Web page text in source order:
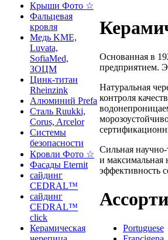
Крыши Фото ☆
Фальцевая
кровля
Медь KME,
Luvata,
SofiaMed,
ЗОЦМ
Цинк-титан
Rheinzink
Алюминий Prefa
Сталь Ruukki,
Corus, Arcelor
Системы
безопасности
Кровли Фото ☆
Фасады Eternit
сайдинг
CEDRAL™
сайдинг
CEDRAL™
click
Керамическая
Основанная в
предприятием.
Натуральная
контроля
Сильная
и максимальная
эффективность
Portuguese